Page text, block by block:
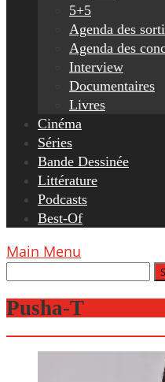
5+5
Agenda des
Agenda des
Interview
Documentaires
Livres
Cinéma
Séries
Bande Dessinée
Littérature
Podcasts
Best-Of
Main Menu
Pusha-T